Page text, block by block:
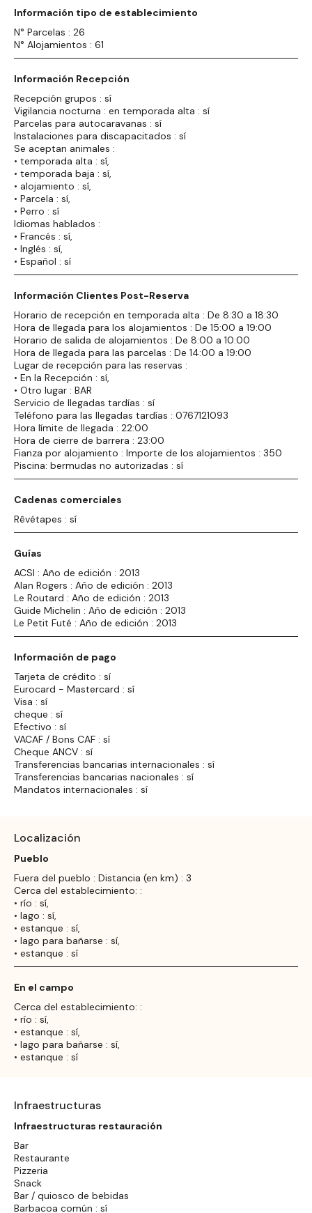
Información tipo de establecimiento
N° Parcelas : 26
N° Alojamientos : 61
Información Recepción
Recepción grupos : sí
Vigilancia nocturna : en temporada alta : sí
Parcelas para autocaravanas : sí
Instalaciones para discapacitados : sí
Se aceptan animales :
• temporada alta : sí,
• temporada baja : sí,
• alojamiento : sí,
• Parcela : sí,
• Perro : sí
Idiomas hablados :
• Francés : sí,
• Inglés : sí,
• Español : sí
Información Clientes Post-Reserva
Horario de recepción en temporada alta : De 8:30 a 18:30
Hora de llegada para los alojamientos : De 15:00 a 19:00
Horario de salida de alojamientos : De 8:00 a 10:00
Hora de llegada para las parcelas : De 14:00 a 19:00
Lugar de recepción para las reservas :
• En la Recepción : sí,
• Otro lugar : BAR
Servicio de llegadas tardías : sí
Teléfono para las llegadas tardías : 0767121093
Hora límite de llegada : 22:00
Hora de cierre de barrera : 23:00
Fianza por alojamiento : Importe de los alojamientos : 350
Piscina: bermudas no autorizadas : sí
Cadenas comerciales
Rêvétapes : sí
Guías
ACSI : Año de edición : 2013
Alan Rogers : Año de edición : 2013
Le Routard : Año de edición : 2013
Guide Michelin : Año de edición : 2013
Le Petit Futé : Año de edición : 2013
Información de pago
Tarjeta de crédito : sí
Eurocard - Mastercard : sí
Visa : sí
cheque : sí
Efectivo : sí
VACAF / Bons CAF : sí
Cheque ANCV : sí
Transferencias bancarias internacionales : sí
Transferencias bancarias nacionales : sí
Mandatos internacionales : sí
Localización
Pueblo
Fuera del pueblo : Distancia (en km) : 3
Cerca del establecimiento: :
• río : sí,
• lago : sí,
• estanque : sí,
• lago para bañarse : sí,
• estanque : sí
En el campo
Cerca del establecimiento: :
• río : sí,
• estanque : sí,
• lago para bañarse : sí,
• estanque : sí
Infraestructuras
Infraestructuras restauración
Bar
Restaurante
Pizzeria
Snack
Bar / quiosco de bebidas
Barbacoa común : sí